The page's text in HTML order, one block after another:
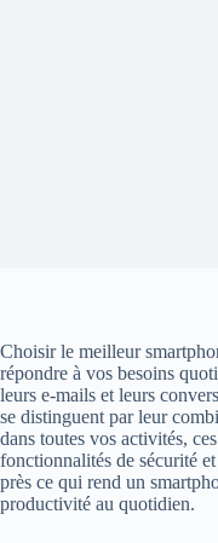
Choisir le meilleur
répondre à vos besoins
leurs e-mails et leurs
se distinguent par leur
dans toutes vos activités,
fonctionnalités de sécurité
près ce qui rend un
productivité au quotidien.